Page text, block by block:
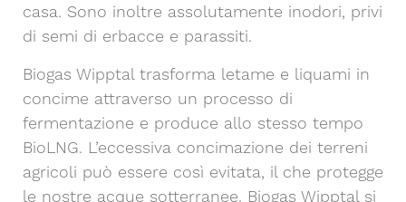
casa. Sono inoltre assolutamente inodori, privi
di semi di erbacce e parassiti.
Biogas Wipptal trasforma letame e liquami in
concime attraverso un processo di
fermentazione e produce allo stesso tempo
BioLNG. L’eccessiva concimazione dei terreni
agricoli può essere così evitata, il che protegge
le nostre acque sotterranee. Biogas Wipptal si